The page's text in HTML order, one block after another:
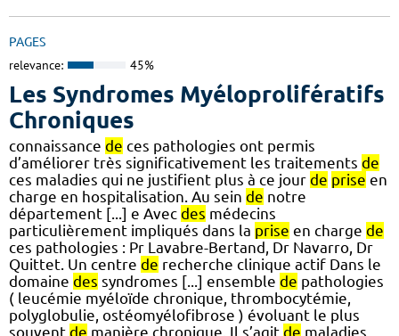
PAGES
relevance: 45%
Les Syndromes Myéloprolifératifs
Chroniques
connaissance de ces pathologies ont permis
d’améliorer très significativement les traitements de
ces maladies qui ne justifient plus à ce jour de prise en
charge en hospitalisation. Au sein de notre
département [...] e Avec des médecins
particulièrement impliqués dans la prise en charge de
ces pathologies : Pr Lavabre-Bertand, Dr Navarro, Dr
Quittet. Un centre de recherche clinique actif Dans le
domaine des syndromes [...] ensemble de pathologies
( leucémie myéloïde chronique, thrombocytémie,
polyglobulie, ostéomyélofibrose ) évoluant le plus
souvent de manière chronique. Il s’agit de maladies